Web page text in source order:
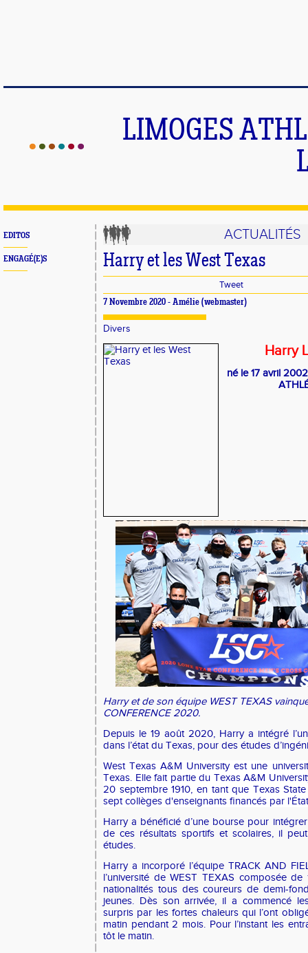
LIMOGES
EDITOS
ENGAGÉ(E)S
ACTUALITÉS
Harry et les West Texas
Tweet
7 Novembre 2020 - Amélie (webmaster)
Divers
Harry
né le 17 avril
Harry et de son équipe WEST TEXAS
CONFERENCE 2020.
Depuis le 19 août 2020, Harry a intégré
dans l’état du Texas, pour des études
West Texas A&M University est une
Texas. Elle fait partie du Texas A&M
20 septembre 1910, en tant que Texas
sept collèges d'enseignants financés par
Harry a bénéficié d’une bourse pour
de ces résultats sportifs et scolaires, il
études.
Harry a incorporé l’équipe TRACK AND
l’université de WEST TEXAS composée
nationalités tous des coureurs de demi-
jeunes. Dès son arrivée, il a commencé
surpris par les fortes chaleurs qui l’ont
matin pendant 2 mois. Pour l’instant les
tôt le matin.